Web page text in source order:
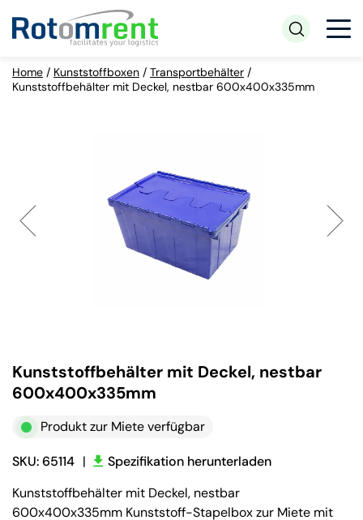
Home / Kunststoffboxen / Transportbehälter /
Kunststoffbehälter mit Deckel, nestbar 600x400x335mm
Kunststoffbehälter mit Deckel, nestbar
600x400x335mm
Produkt zur Miete verfügbar
SKU: 65114 |
Spezifikation herunterladen
Kunststoffbehälter mit Deckel, nestbar
600x400x335mm Kunststoff-Stapelbox zur Miete mit